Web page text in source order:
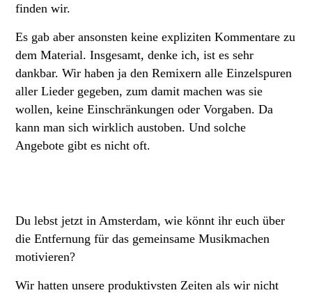
finden wir.
Es gab aber ansonsten keine expliziten Kommentare zu
dem Material. Insgesamt, denke ich, ist es sehr
dankbar. Wir haben ja den Remixern alle Einzelspuren
aller Lieder gegeben, zum damit machen was sie
wollen, keine Einschränkungen oder Vorgaben. Da
kann man sich wirklich austoben. Und solche
Angebote gibt es nicht oft.
Du lebst jetzt in Amsterdam, wie könnt ihr euch über
die Entfernung für das gemeinsame Musikmachen
motivieren?
Wir hatten unsere produktivsten Zeiten als wir nicht